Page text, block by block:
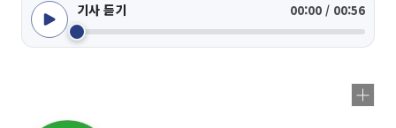
기사 듣기 00:00 / 00:56